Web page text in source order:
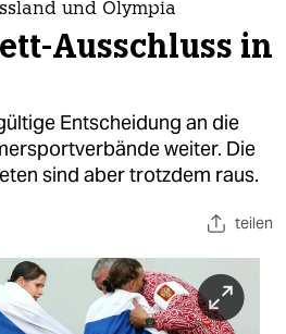
und Olympia
Ausschluss in
Entscheidung an die
weiter. Die
sind aber trotzdem raus.
teilen